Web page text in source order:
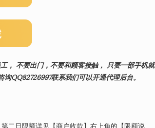
， 不要出门，不要和顾客接触， 只要一部手机就
QQ82726997联系我们可以开通代理后台。
二日限额详见【商户收款】右上角的【限额说